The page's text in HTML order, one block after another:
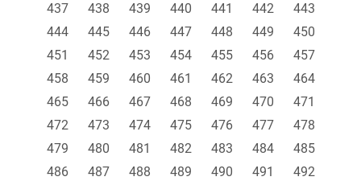
437
438 439 440 441 442
443
444
445 446 447 448 449
450
451
452 453 454 455 456
457
458
459 460 461 462 463
464
465
466 467 468 469 470
471
472
473 474 475 476 477
478
479
480 481 482 483 484
485
486
487 488 489 490 491
492